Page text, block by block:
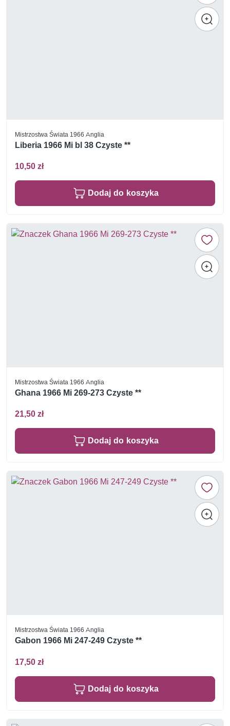
Mistrzostwa Świata 1966 Anglia
Liberia 1966 Mi bl 38 Czyste **
10,50 zł
Dodaj do koszyka
Mistrzostwa Świata 1966 Anglia
Ghana 1966 Mi 269-273 Czyste **
21,50 zł
Dodaj do koszyka
Mistrzostwa Świata 1966 Anglia
Gabon 1966 Mi 247-249 Czyste **
17,50 zł
Dodaj do koszyka